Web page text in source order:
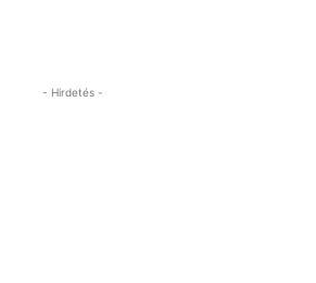
- Hirdetés -